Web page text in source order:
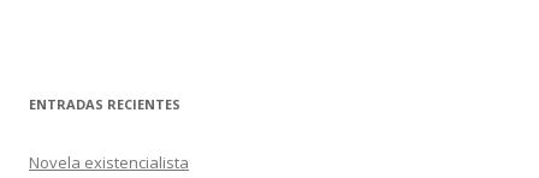
ENTRADAS RECIENTES
Novela existencialista